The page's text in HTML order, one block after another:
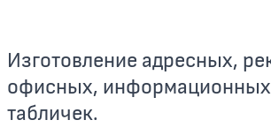
Изготовление адресных,
офисных, информационных
табличек.